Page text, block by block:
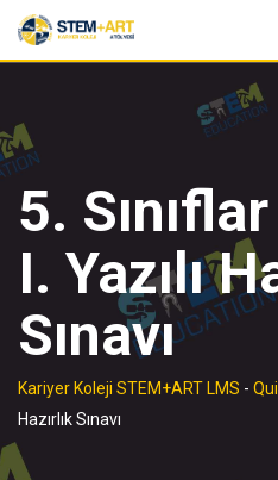
Skip
5.
I. Yazılı
Sınavı
Kariyer Koleji STEM+ART LMS -
Hazırlık Sınavı